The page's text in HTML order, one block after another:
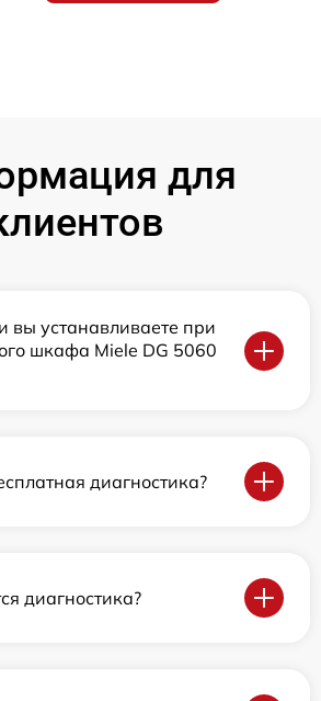
для
вы устанавливаете при
шкафа Miele DG 5060
диагностика?
диагностика?